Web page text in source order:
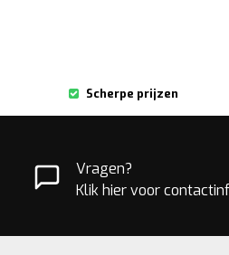
Scherpe prijzen
Vragen?
Klik hier voor